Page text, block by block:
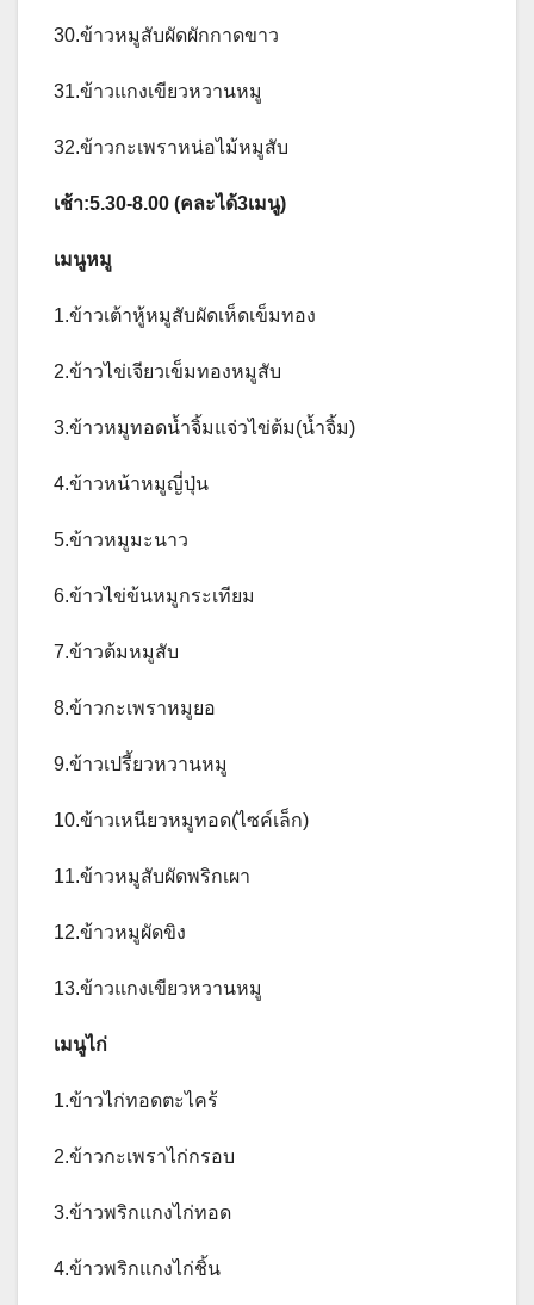
30.ข้าวหมูสับผัดผักกาดขาว
31.ข้าวแกงเขียวหวานหมู
32.ข้าวกะเพราหน่อไม้หมูสับ
เช้า:5.30-8.00 (คละได้3เมนู)
เมนูหมู
1.ข้าวเต้าหู้หมูสับผัดเห็ดเข็มทอง
2.ข้าวไข่เจียวเข็มทองหมูสับ
3.ข้าวหมูทอดน้ำจิ้มแจ่วไข่ต้ม(น้ำจิ้ม)
4.ข้าวหน้าหมูญี่ปุ่น
5.ข้าวหมูมะนาว
6.ข้าวไข่ข้นหมูกระเทียม
7.ข้าวต้มหมูสับ
8.ข้าวกะเพราหมูยอ
9.ข้าวเปรี้ยวหวานหมู
10.ข้าวเหนียวหมูทอด(ไซค์เล็ก)
11.ข้าวหมูสับผัดพริกเผา
12.ข้าวหมูผัดขิง
13.ข้าวแกงเขียวหวานหมู
เมนูไก่
1.ข้าวไก่ทอดตะไคร้
2.ข้าวกะเพราไก่กรอบ
3.ข้าวพริกแกงไก่ทอด
4.ข้าวพริกแกงไก่ชิ้น